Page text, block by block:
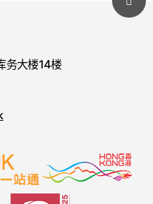
务大楼14楼